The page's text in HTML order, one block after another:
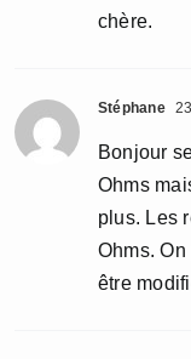
chère.
Stéphane
Bonjour
Ohms
plus. Les
Ohms.
être